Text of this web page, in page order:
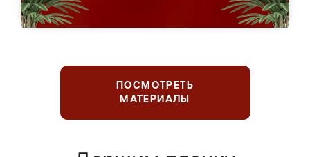
ПОСМОТРЕТЬ
МАТЕРИАЛЫ